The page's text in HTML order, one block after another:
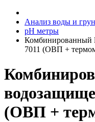
Анализ воды и
pH метры
Комбинированный
7011 (ОВП +
(ОВП +